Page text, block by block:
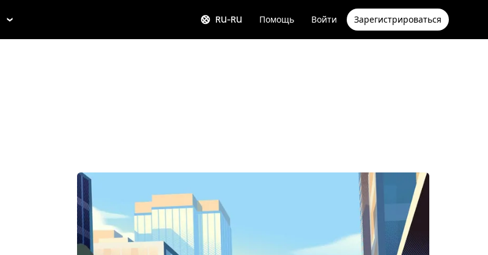
RU-RU Помощь Войти Зарегистрироваться